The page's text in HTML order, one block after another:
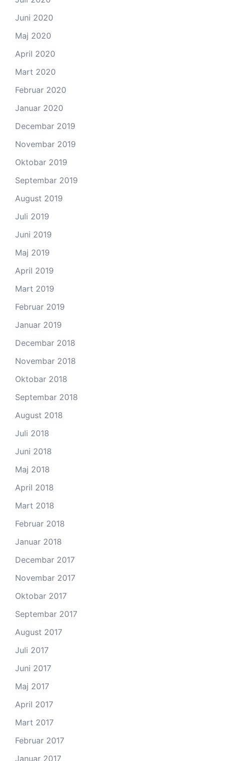
Juni 2020
Maj 2020
April 2020
Mart 2020
Februar 2020
Januar 2020
Decembar 2019
Novembar 2019
Oktobar 2019
Septembar 2019
August 2019
Juli 2019
Juni 2019
Maj 2019
April 2019
Mart 2019
Februar 2019
Januar 2019
Decembar 2018
Novembar 2018
Oktobar 2018
Septembar 2018
August 2018
Juli 2018
Juni 2018
Maj 2018
April 2018
Mart 2018
Februar 2018
Januar 2018
Decembar 2017
Novembar 2017
Oktobar 2017
Septembar 2017
August 2017
Juli 2017
Juni 2017
Maj 2017
April 2017
Mart 2017
Februar 2017
Januar 2017